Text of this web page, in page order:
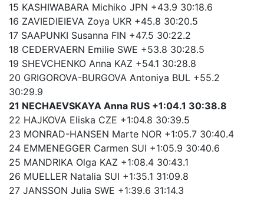
15 KASHIWABARA Michiko JPN +43.9 30:18.6
16 ZAVIEDIEIEVA Zoya UKR +45.8 30:20.5
17 SAAPUNKI Susanna FIN +47.5 30:22.2
18 CEDERVAERN Emilie SWE +53.8 30:28.5
19 SHEVCHENKO Anna KAZ +54.1 30:28.8
20 GRIGOROVA-BURGOVA Antoniya BUL +55.2
30:29.9
21 NECHAEVSKAYA Anna RUS +1:04.1 30:38.8
22 HAJKOVA Eliska CZE +1:04.8 30:39.5
23 MONRAD-HANSEN Marte NOR +1:05.7 30:40.4
24 EMMENEGGER Carmen SUI +1:05.9 30:40.6
25 MANDRIKA Olga KAZ +1:08.4 30:43.1
26 MUELLER Natalia SUI +1:35.1 31:09.8
27 JANSSON Julia SWE +1:39.6 31:14.3